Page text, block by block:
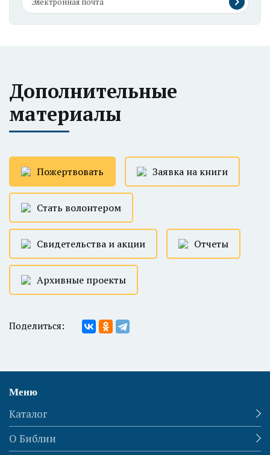
Дополнительные
материалы
Пожертвовать Заявка на книги
Стать волонтером
Свидетельства и акции Отчеты
Архивные проекты
Поделиться:
Меню
Каталог
О Библии